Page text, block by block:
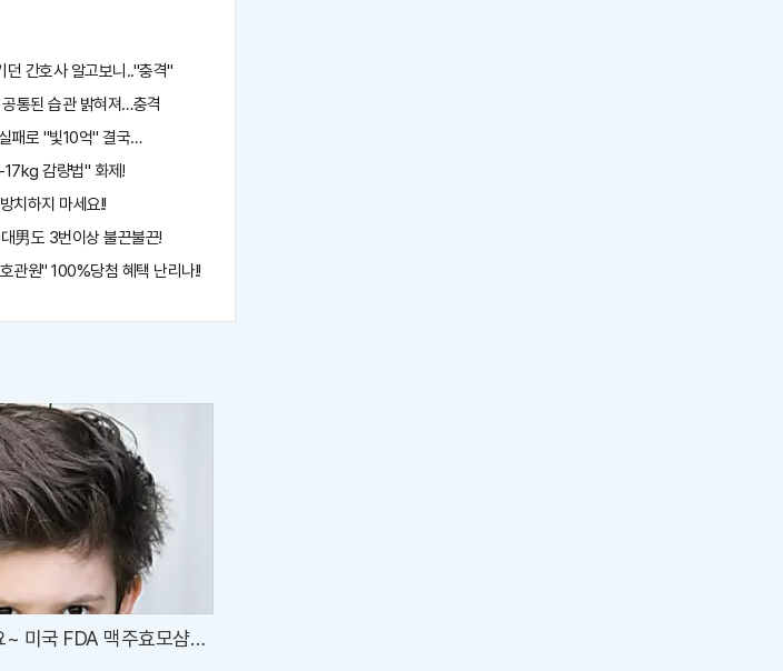
던 간호사 알고보니.."충격"
통된 습관 밝혀져…충격
패로 "빛10억" 결국…
감량법" 화제!
치하지 마세요!!
男도 3번이상 불끈불끈!
관원" 100%당첨 혜택 난리나!!
~ 미국 FDA 맥주효모샴푸